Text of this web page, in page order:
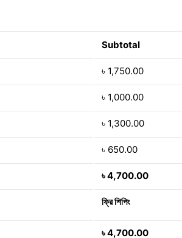
Subtotal
৳ 1,750.00
৳ 1,000.00
৳ 1,300.00
৳ 650.00
৳4,700.00
ফ্রি শিপিং
৳4,700.00